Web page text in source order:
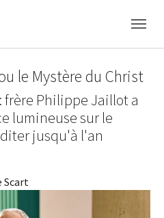
le Mystère du Christ
frère Philippe Jaillot a
lumineuse sur le
jusqu'à l'an
Scart